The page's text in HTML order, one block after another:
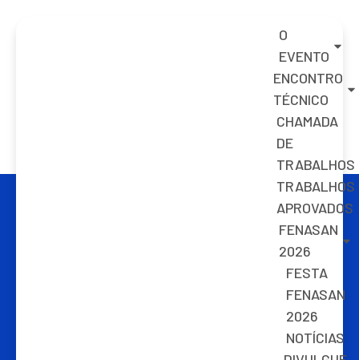
O
EVENTO
ENCONTRO
TÉCNICO
CHAMADA
DE
TRABALHOS
TRABALHOS
APROVADOS
FENASAN
2026
FESTA
FENASAN
2026
NOTÍCIAS